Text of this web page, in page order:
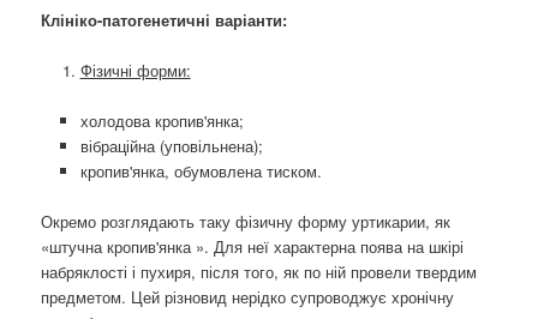
Клініко-патогенетичні варіанти:
Фізичні форми:
холодова кропив'янка;
вібраційна (уповільнена);
кропив'янка, обумовлена ​​тиском.
Окремо розглядають таку фізичну форму уртикарии, як
«штучна кропив'янка ». Для неї характерна поява на шкірі
набряклості і пухиря, після того, як по ній провели твердим
предметом. Цей різновид нерідко супроводжує хронічну